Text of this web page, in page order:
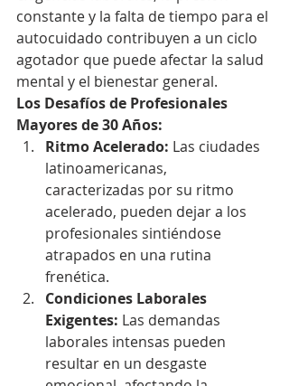
constante y la falta de tiempo para el
autocuidado contribuyen a un ciclo
agotador que puede afectar la salud
mental y el bienestar general.
Los Desafíos de Profesionales
Mayores de 30 Años:
Ritmo Acelerado: Las ciudades
latinoamericanas,
caracterizadas por su ritmo
acelerado, pueden dejar a los
profesionales sintiéndose
atrapados en una rutina
frenética.
Condiciones Laborales
Exigentes: Las demandas
laborales intensas pueden
resultar en un desgaste